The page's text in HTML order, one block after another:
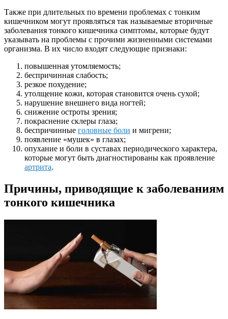
Также при длительных по времени проблемах с тонким
кишечником могут проявляться так называемые вторичные
заболевания тонкого кишечника симптомы, которые будут
указывать на проблемы с прочими жизненными системами
организма. В их число входят следующие признаки:
повышенная утомляемость;
беспричинная слабость;
резкое похудение;
утолщение кожи, которая становится очень сухой;
нарушение внешнего вида ногтей;
снижение остроты зрения;
покраснение склеры глаза;
беспричинные головные боли и мигрени;
появление «мушек» в глазах;
опухание и боли в суставах периодического характера,
которые могут быть диагностированы как проявление
артрита.
Причины, приводящие к заболеваниям
тонкого кишечника